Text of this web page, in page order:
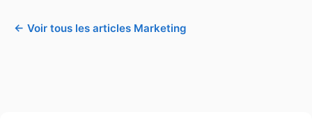
← Voir tous les articles Marketing